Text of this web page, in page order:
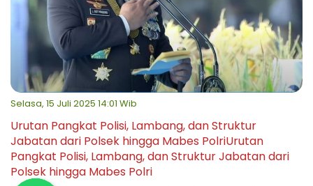
Selasa, 15 Juli 2025 14:01 Wib
Urutan Pangkat Polisi, Lambang, dan Struktur
Jabatan dari Polsek hingga Mabes PolriUrutan
Pangkat Polisi, Lambang, dan Struktur Jabatan dari
Polsek hingga Mabes Polri